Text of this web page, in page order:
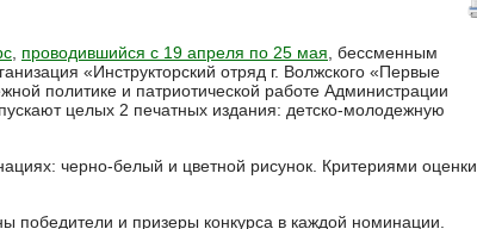
проводившийся с 19 апреля по 25 мая , бессменным
«Инструкторский отряд г. Волжского «Первые
политике и патриотической работе Администрации
целых 2 печатных издания: детско-молодежную
черно-белый и цветной рисунок. Критериями оценки
победители и призеры конкурса в каждой номинации.